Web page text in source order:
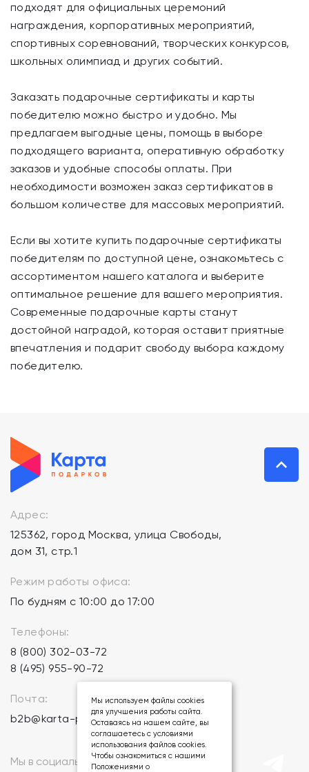
подходят для официальных церемоний
награждения, корпоративных мероприятий,
спортивных соревнований, творческих конкурсов,
школьных олимпиад и других событий.
Заказать подарочные сертификаты и карты
победителю можно быстро и удобно. Мы
предлагаем выгодные цены, помощь в выборе
подходящего варианта, оперативную обработку
заказов и удобные способы оплаты. При
необходимости возможен заказ сертификатов в
большом количестве для массовых мероприятий.
Если вы хотите купить подарочные сертификаты
победителям по доступной цене, ознакомьтесь с
ассортиментом нашего каталога и выберите
оптимальное решение для вашего мероприятия.
Современные подарочные карты станут
достойной наградой, которая оставит приятные
впечатления и подарит свободу выбора каждому
победителю.
Адрес:
125362, город Москва, улица Свободы,
дом 31, стр.1
Режим работы офиса:
По будням с 10:00 до 17:00
Телефоны:
8 (800) 302-03-72
8 (495) 955-90-72
Почта:
b2b@karta-podarkov.ru
Мы в социальных сетях:
Мы используем файлы cookies
для улучшения работы сайта.
Оставаясь на нашем сайте, вы
соглашаетесь с условиями
использования файлов cookies.
Чтобы ознакомиться с нашими
Положениями о